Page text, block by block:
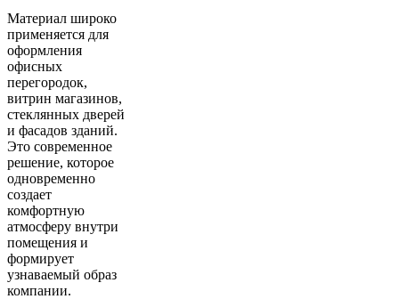
Материал широко
применяется для
оформления
офисных
перегородок,
витрин магазинов,
стеклянных дверей
и фасадов зданий.
Это современное
решение, которое
одновременно
создает
комфортную
атмосферу внутри
помещения и
формирует
узнаваемый образ
компании.